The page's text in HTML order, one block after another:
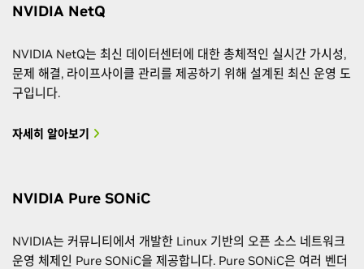
NVIDIA NetQ
NVIDIA NetQ는 최신 데이터센터에 대한 총체적인 실시간 가시성,
문제 해결, 라이프사이클 관리를 제공하기 위해 설계된 최신 운영 도
구입니다.
자세히 알아보기
NVIDIA Pure SONiC
NVIDIA는 커뮤니티에서 개발한 Linux 기반의 오픈 소스 네트워크
운영 체제인 Pure SONiC을 제공합니다. Pure SONiC은 여러 벤더